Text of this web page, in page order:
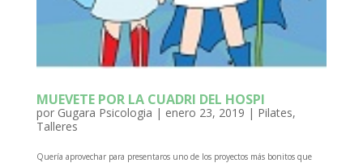
MUEVETE POR LA CUADRI DEL HOSPI
por Gugara Psicologia | enero 23, 2019 | Pilates,
Talleres
Quería aprovechar para presentaros uno de los proyectos más bonitos que